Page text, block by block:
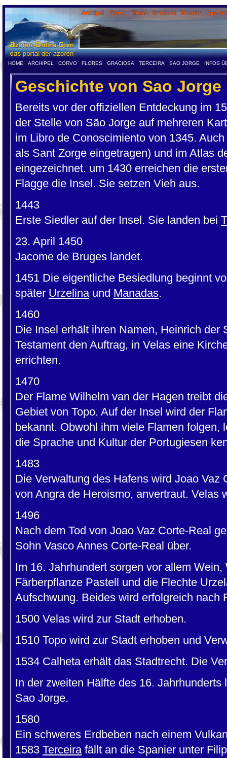
HOME ARCHIPEL CORVO FLORES GRACIOSA TERCEIRA SAO JORGE INFOS
Geschichte von Sao Jorge
Bereits vor der offiziellen Entdeckung im
der Stelle von São Jorge auf mehreren
im Libro de Conoscimiento von 1345.
als Sant Zorge eingetragen) und im Atlas
eingezeichnet. um 1430 erreichen die
Flagge die Insel. Sie setzen Vieh aus.
1443
Erste Siedler auf der Insel. Sie landen bei
23. April 1450
Jacome de Bruges landet.
1451 Die eigentliche Besiedlung beginnt
später Urzelinaund Manadas.
1460
Die Insel erhält ihren Namen, Heinrich der
Testament den Auftrag, in Velas eine
errichten.
1470
Der Flame Wilhelm van der Hagen treibt
Gebiet von Topo. Auf der Insel wird der
bekannt. Obwohl ihm viele Flamen folgen,
die Sprache und Kultur der Portugiesen
1483
Die Verwaltung des Hafens wird Joao Vaz
von Angra de Heroismo, anvertraut. Velas
1496
Nach dem Tod von Joao Vaz Corte-Real
Sohn Vasco Annes Corte-Real über.
Im 16. Jahrhundert sorgen vor allem
Färberpflanze Pastell und die Flechte
Aufschwung. Beides wird erfolgreich nach
1500 Velas wird zur Stadt erhoben.
1510 Topo wird zur Stadt erhoben und
1534 Calheta erhält das Stadtrecht. Die
In der zweiten Hälfte des 16.
Sao Jorge.
1580
Ein schweres Erdbeben nach einem
1583 Terceirafällt an die Spanier unter